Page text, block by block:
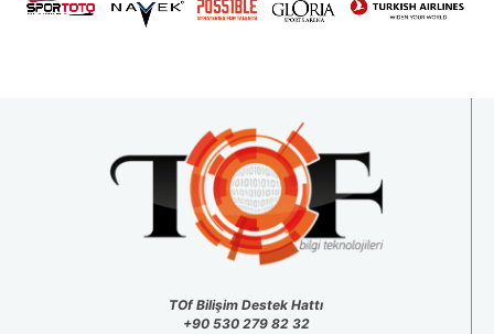
TOf Bilişim Destek Hattı
+90 530 279 82 32